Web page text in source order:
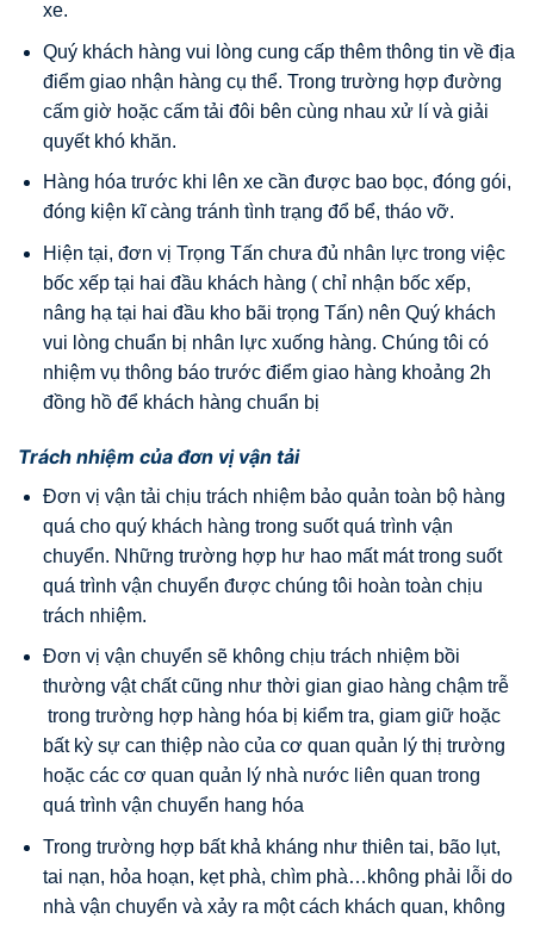
xe.
Quý khách hàng vui lòng cung cấp thêm thông tin về địa
điểm giao nhận hàng cụ thể. Trong trường hợp đường
cấm giờ hoặc cấm tải đôi bên cùng nhau xử lí và giải
quyết khó khăn.
Hàng hóa trước khi lên xe cần được bao bọc, đóng gói,
đóng kiện kĩ càng tránh tình trạng đổ bể, tháo vỡ.
Hiện tại, đơn vị Trọng Tấn chưa đủ nhân lực trong việc
bốc xếp tại hai đầu khách hàng ( chỉ nhận bốc xếp,
nâng hạ tại hai đầu kho bãi trọng Tấn) nên Quý khách
vui lòng chuẩn bị nhân lực xuống hàng. Chúng tôi có
nhiệm vụ thông báo trước điểm giao hàng khoảng 2h
đồng hồ để khách hàng chuẩn bị
Trách nhiệm của đơn vị vận tải
Đơn vị vận tải chịu trách nhiệm bảo quản toàn bộ hàng
quá cho quý khách hàng trong suốt quá trình vận
chuyển. Những trường hợp hư hao mất mát trong suốt
quá trình vận chuyển được chúng tôi hoàn toàn chịu
trách nhiệm.
Đơn vị vận chuyển sẽ không chịu trách nhiệm bồi
thường vật chất cũng như thời gian giao hàng chậm trễ
trong trường hợp hàng hóa bị kiểm tra, giam giữ hoặc
bất kỳ sự can thiệp nào của cơ quan quản lý thị trường
hoặc các cơ quan quản lý nhà nước liên quan trong
quá trình vận chuyển hang hóa
Trong trường hợp bất khả kháng như thiên tai, bão lụt,
tai nạn, hỏa hoạn, kẹt phà, chìm phà…không phải lỗi do
nhà vận chuyển và xảy ra một cách khách quan, không